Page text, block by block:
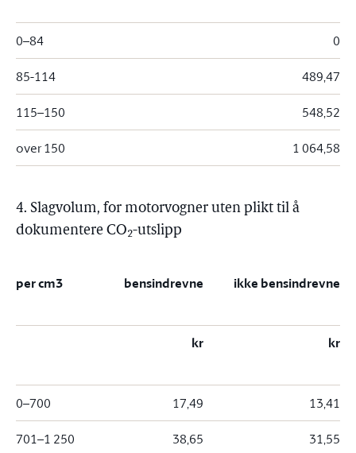
0–84 0
85-114 489,47
115–150 548,52
over 150 1 064,58
4. Slagvolum, for motorvogner uten plikt til å
dokumentere CO2-utslipp
per cm3 bensindrevne ikke bensindrevne
kr kr
0–700 17,49 13,41
701–1 250 38,65 31,55